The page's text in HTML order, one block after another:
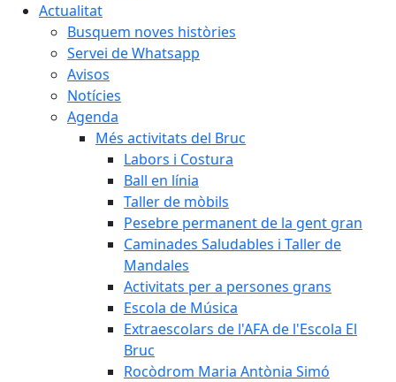
Actualitat
Busquem noves històries
Servei de Whatsapp
Avisos
Notícies
Agenda
Més activitats del Bruc
Labors i Costura
Ball en línia
Taller de mòbils
Pesebre permanent de la gent gran
Caminades Saludables i Taller de
Mandales
Activitats per a persones grans
Escola de Música
Extraescolars de l'AFA de l'Escola El
Bruc
Rocòdrom Maria Antònia Simó